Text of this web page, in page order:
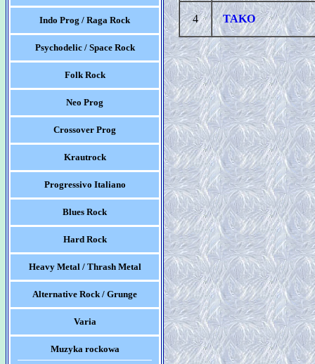
Indo Prog / Raga Rock
Psychodelic / Space Rock
Folk Rock
Neo Prog
Crossover Prog
Krautrock
Progressivo Italiano
Blues Rock
Hard Rock
Heavy Metal / Thrash Metal
Alternative Rock / Grunge
Varia
Muzyka rockowa
4 TAKO